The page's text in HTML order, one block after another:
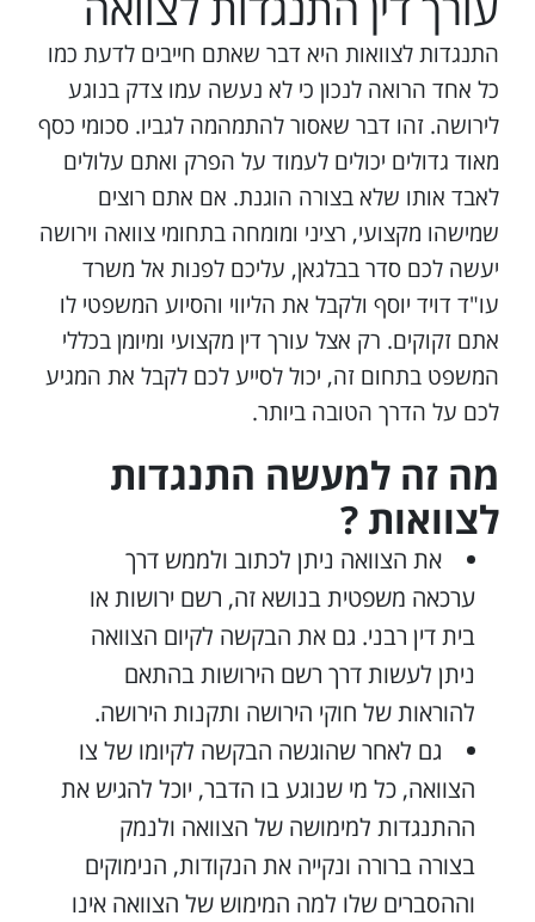
התנגדות לצוואות היא דבר שאתם חייבים לדעת כמו
כל אחד הרואה לנכון כי לא נעשה עמו צדק בנוגע
לירושה. זהו דבר שאסור להתמהמה לגביו. סכומי כסף
מאוד גדולים יכולים לעמוד על הפרק ואתם עלולים
לאבד אותו שלא בצורה הוגנת. אם אתם רוצים
שמישהו מקצועי, רציני ומומחה בתחומי צוואה וירושה
יעשה לכם סדר בבלגאן, עליכם לפנות אל משרד
עו"ד דויד יוסף ולקבל את הליווי והסיוע המשפטי לו
אתם זקוקים. רק אצל עורך דין מקצועי ומיומן בכללי
המשפט בתחום זה, יכול לסייע לכם לקבל את המגיע
לכם על הדרך הטובה ביותר.
מה זה למעשה התנגדות
לצוואות ?
את הצוואה ניתן לכתוב ולממש דרך
ערכאה משפטית בנושא זה, רשם ירושות או
בית דין רבני. גם את הבקשה לקיום הצוואה
ניתן לעשות דרך רשם הירושות בהתאם
להוראות של חוקי הירושה ותקנות הירושה.
גם לאחר שהוגשה הבקשה לקיומו של צו
הצוואה, כל מי שנוגע בו הדבר, יוכל להגיש את
ההתנגדות למימושה של הצוואה ולנמק
בצורה ברורה ונקייה את הנקודות, הנימוקים
וההסברים שלו למה המימוש של הצוואה אינו